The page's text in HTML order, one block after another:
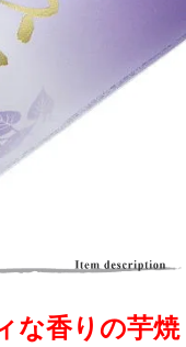
な香りの芋焼